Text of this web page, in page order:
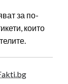
за по-
които